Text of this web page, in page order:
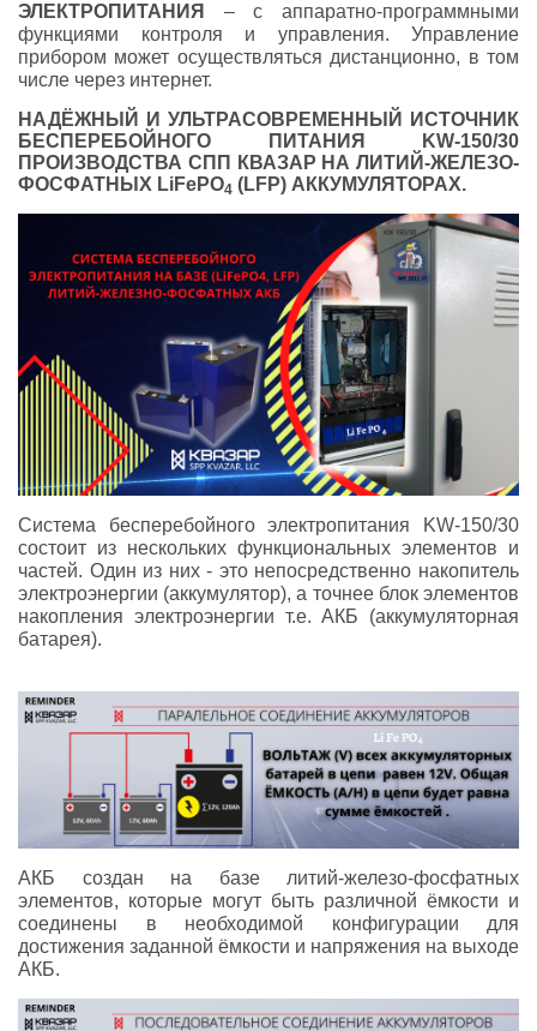
ЭЛЕКТРОПИТАНИЯ
– с аппаратно-программными
функциями контроля и управления. Управление
прибором может осуществляться дистанционно, в том
числе через интернет.
НАДЁЖНЫЙ И УЛЬТРАСОВРЕМЕННЫЙ ИСТОЧНИК
БЕСПЕРЕБОЙНОГО ПИТАНИЯ KW-150/30
ПРОИЗВОДСТВА СПП КВАЗАР НА ЛИТИЙ-ЖЕЛЕЗО-
ФОСФАТНЫХ LiFePO4 (LFP) АККУМУЛЯТОРАХ.
Система бесперебойного электропитания KW-150/30
состоит из нескольких функциональных элементов и
частей. Один из них - это непосредственно накопитель
электроэнергии (аккумулятор), а точнее блок элементов
накопления электроэнергии т.е. АКБ (аккумуляторная
батарея).
АКБ создан на базе литий-железо-фосфатных
элементов, которые могут быть различной ёмкости и
соединены в необходимой конфигурации для
достижения заданной ёмкости и напряжения на выходе
АКБ.